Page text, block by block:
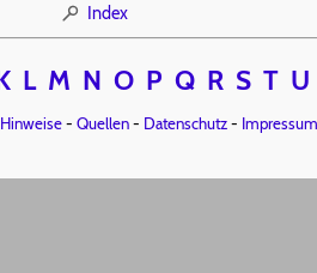
Index
L M N O P Q R S T U
Hinweise- Quellen- Datenschutz- Impressum